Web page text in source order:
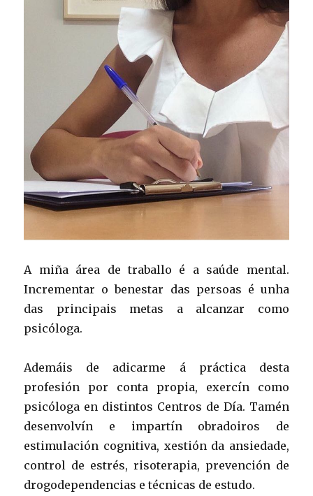
A miña área de traballo é a saúde mental.
Incrementar o benestar das persoas é unha
das principais metas a alcanzar como
psicóloga.
Ademáis de adicarme á práctica desta
profesión por conta propia, exercín como
psicóloga en distintos Centros de Día. Tamén
desenvolvín e impartín obradoiros de
estimulación cognitiva, xestión da ansiedade,
control de estrés, risoterapia, prevención de
drogodependencias e técnicas de estudo.